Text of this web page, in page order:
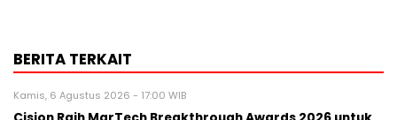
BERITA TERKAIT
Kamis, 6 Agustus 2026 - 17:00 WIB